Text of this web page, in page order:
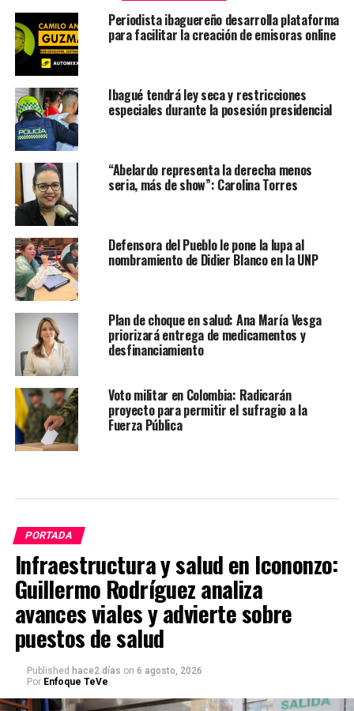
Periodista ibaguereño desarrolla plataforma
para facilitar la creación de emisoras online
Ibagué tendrá ley seca y restricciones
especiales durante la posesión presidencial
“Abelardo representa la derecha menos
seria, más de show”: Carolina Torres
Defensora del Pueblo le pone la lupa al
nombramiento de Didier Blanco en la UNP
Plan de choque en salud: Ana María Vesga
priorizará entrega de medicamentos y
desfinanciamiento
Voto militar en Colombia: Radicarán
proyecto para permitir el sufragio a la
Fuerza Pública
PORTADA
Infraestructura y salud en Icononzo:
Guillermo Rodríguez analiza
avances viales y advierte sobre
puestos de salud
Published hace2 días on 6 agosto, 2026
Por Enfoque TeVe